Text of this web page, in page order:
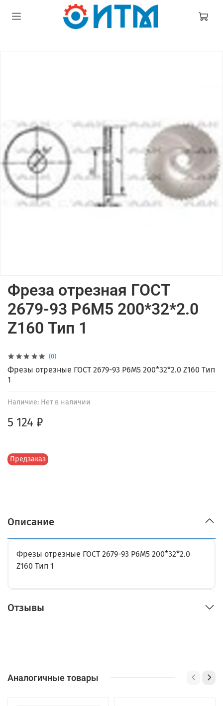
(0)
Наличие: Нет в наличии
Предзаказ
Фреза отрезная ГОСТ
2679-93 Р6М5 200*32*2.0
Z160 Тип 1
5 124 ₽
Фрезы отрезные ГОСТ 2679-93 Р6М5 200*32*2.0 Z160 Тип
1
Описание
Фрезы отрезные ГОСТ 2679-93 Р6М5 200*32*2.0
Z160 Тип 1
Отзывы
Аналогичные товары